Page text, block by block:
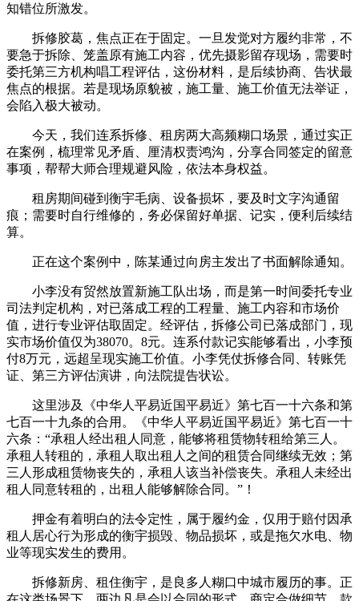
知错位所激发。
拆修胶葛，焦点正在于固定。一旦发觉对方履约非常，不
要急于拆除、笼盖原有施工内容，优先摄影留存现场，需要时
委托第三方机构唱工程评估，这份材料，是后续协商、告状最
焦点的根据。若是现场原貌被，施工量、施工价值无法举证，
会陷入极大被动。
今天，我们连系拆修、租房两大高频糊口场景，通过实正
在案例，梳理常见矛盾、厘清权责鸿沟，分享合同签定的留意
事项，帮帮大师合理规避风险，依法本身权益。
租房期间碰到衡宇毛病、设备损坏，要及时文字沟通留
痕；需要时自行维修的，务必保留好单据、记实，便利后续结
算。
正在这个案例中，陈某通过向房主发出了书面解除通知。
小李没有贸然放置新施工队出场，而是第一时间委托专业
司法判定机构，对已落成工程的工程量、施工内容和市场价
值，进行专业评估取固定。经评估，拆修公司已落成部门，现
实市场价值仅为38070。8元。连系付款记实能够看出，小李预
付8万元，远超呈现实施工价值。小李凭仗拆修合同、转账凭
证、第三方评估演讲，向法院提告状讼。
这里涉及《中华人平易近国平易近》第七百一十六条和第
七百一十九条的合用。《中华人平易近国平易近》第七百一十
六条：“承租人经出租人同意，能够将租赁物转租给第三人。
承租人转租的，承租人取出租人之间的租赁合同继续无效；第
三人形成租赁物丧失的，承租人该当补偿丧失。承租人未经出
租人同意转租的，出租人能够解除合同。”！
押金有着明白的法令定性，属于履约金，仅用于赔付因承
租人居心行为形成的衡宇损毁、物品损坏，或是拖欠水电、物
业等现实发生的费用。
拆修新房、租住衡宇，是良多人糊口中城市履历的事。正